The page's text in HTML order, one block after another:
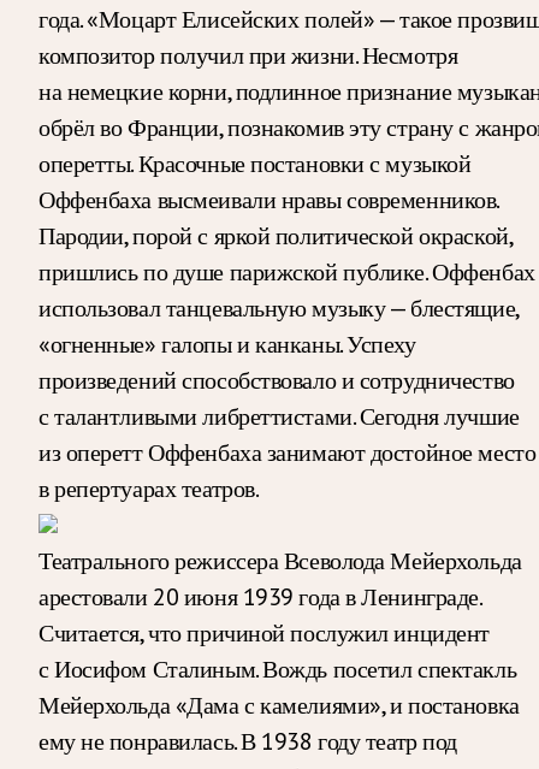
года. «Моцарт Елисейских полей» — такое
композитор получил при жизни. Несмотря
на немецкие корни, подлинное признание
обрёл во Франции, познакомив эту страну с
оперетты. Красочные постановки с музыкой
Оффенбаха высмеивали нравы современников.
Пародии, порой с яркой политической окраской,
пришлись по душе парижской публике. Оффенбах
использовал танцевальную музыку — блестящие,
«огненные» галопы и канканы. Успеху
произведений способствовало и сотрудничество
с талантливыми либреттистами. Сегодня лучшие
из оперетт Оффенбаха занимают достойное место
в репертуарах театров.
Театрального режиссера Всеволода Мейерхольда
арестовали 20 июня 1939 года в Ленинграде.
Считается, что причиной послужил инцидент
с Иосифом Сталиным. Вождь посетил спектакль
Мейерхольда «Дама с камелиями», и постановка
ему не понравилась. В 1938 году театр под